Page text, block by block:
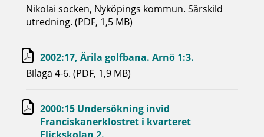
Nikolai socken, Nyköpings kommun. Särskild
utredning. (PDF, 1,5 MB)
2002:17, Ärila golfbana. Arnö 1:3.
Bilaga 4-6. (PDF, 1,9 MB)
2000:15 Undersökning invid
Franciskanerklostret i kvarteret
Flickskolan 2.